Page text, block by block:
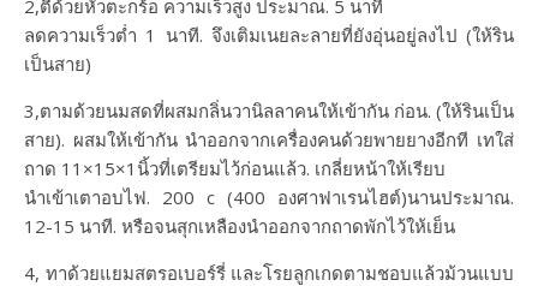
2,ตีด้วยหัวตะกร้อ ความเร็วสูง ประมาณ. 5 นาที
ลดความเร็วต่ำ 1 นาที. จึงเติมเนยละลายที่ยังอุ่นอยู่ลงไป (ให้ริน
เป็นสาย)
3,ตามด้วยนมสดที่ผสมกลิ่นวานิลลาคนให้เข้ากัน ก่อน. (ให้รินเป็น
สาย). ผสมให้เข้ากัน นำออกจากเครื่องคนด้วยพายยางอีกที เทใส่
ถาด 11×15×1นิ้วที่เตรียมไว้ก่อนแล้ว. เกลี่ยหน้าให้เรียบ
นำเข้าเตาอบไฟ. 200 c (400 องศาฟาเรนไฮต์)นานประมาณ.
12-15 นาที. หรือจนสุกเหลืองนำออกจากถาดพักไว้ให้เย็น
4, ทาด้วยแยมสตรอเบอร์รี่ และโรยลูกเกดตามชอบแล้วม้วนแบบ